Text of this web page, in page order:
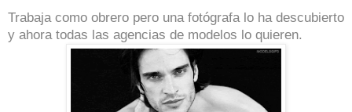
Trabaja como obrero pero una fotógrafa lo ha descubierto
y ahora todas las agencias de modelos lo quieren.